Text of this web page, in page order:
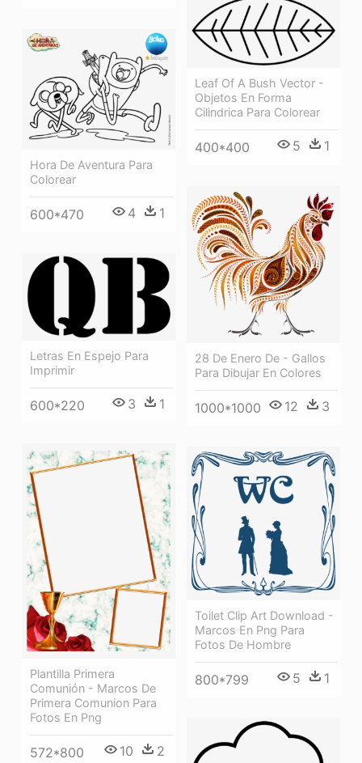
Leaf Of A Bush Vector -
Objetos En Forma
Cilindrica Para Colorear
400*400 5 1
Hora De Aventura Para
Colorear
600*470 4 1
28 De Enero De - Gallos
Para Dibujar En Colores
1000*1000 12 3
Letras En Espejo Para
Imprimir
600*220 3 1
Plantilla Primera
Comunión - Marcos De
Primera Comunion Para
Fotos En Png
572*800 10 2
Toilet Clip Art Download -
Marcos En Png Para
Fotos De Hombre
800*799 5 1